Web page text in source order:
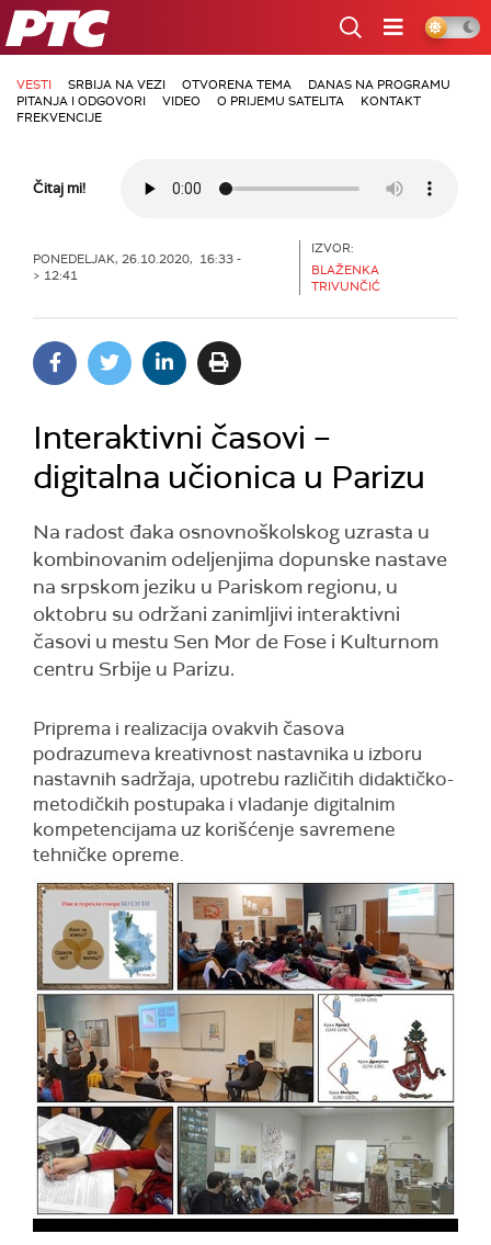
RTS
VESTI SRBIJA NA VEZI OTVORENA TEMA
DANAS NA PROGRAMU
PITANJA I ODGOVORI
VIDEO O PRIJEMU SATELITA
KONTAKT
FREKVENCIJE
Čitaj mi!
PONEDELJAK, 26.10.2020, 16:33 -
> 12:41
IZVOR:
BLAŽENKA
TRIVUNČIĆ
Interaktivni časovi –
digitalna učionica u Parizu
Na radost đaka osnovnoškolskog uzrasta u
kombinovanim odeljenjima dopunske nastave
na srpskom jeziku u Pariskom regionu, u
oktobru su održani zanimljivi interaktivni
časovi u mestu Sen Mor de Fose i Kulturnom
centru Srbije u Parizu.
Priprema i realizacija ovakvih časova
podrazumeva kreativnost nastavnika u izboru
nastavnih sadržaja, upotrebu različitih didaktičko-
metodičkih postupaka i vladanje digitalnim
kompetencijama uz korišćenje savremene
tehničke opreme.